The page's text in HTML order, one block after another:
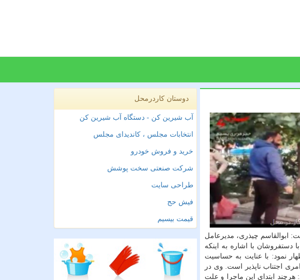
ابوالقاسم چیذری، مدیرعامل
با اشاره به اینكه
نمود: با عنایت به حساسیت
اجتناب ناپذیر است. وی در
ابتدای این ماجرا و علت
دوستان کاردرمحل
آب شیرین کن - دستگاه آب شیرین کن
انتخابات مجلس ، کاندیدای مجلس
خرید و فروش خودرو
شرکت صنعتی سخت پوشش
طراحی سایت
فیش حج
قیمت بیسیم